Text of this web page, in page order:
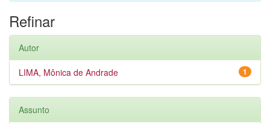
Refinar
Autor
1
LIMA, Mônica de Andrade
Assunto